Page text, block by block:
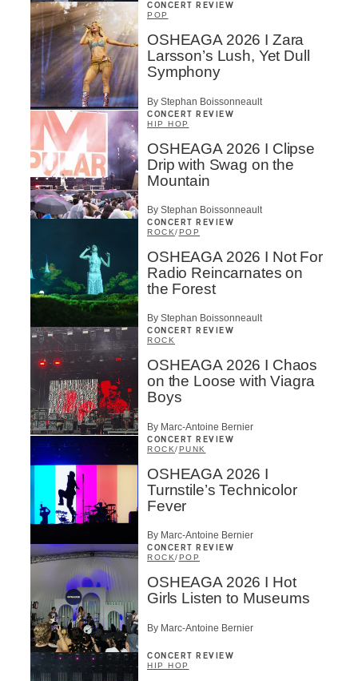
CONCERT REVIEW
POP
OSHEAGA 2026 I Zara
Larsson’s Lush, Yet Dull
Symphony
By Stephan Boissonneault
CONCERT REVIEW
HIP HOP
OSHEAGA 2026 I Clipse
Drip with Swag on the
Mountain
By Stephan Boissonneault
CONCERT REVIEW
ROCK/POP
OSHEAGA 2026 I Not For
Radio Reincarnates on
the Forest
By Stephan Boissonneault
CONCERT REVIEW
ROCK
OSHEAGA 2026 I Chaos
on the Loose with Viagra
Boys
By Marc-Antoine Bernier
CONCERT REVIEW
ROCK/PUNK
OSHEAGA 2026 I
Turnstile’s Technicolor
Fever
By Marc-Antoine Bernier
CONCERT REVIEW
ROCK/ POP
OSHEAGA 2026 I Hot
Girls Listen to Museums
By Marc-Antoine Bernier
CONCERT REVIEW
HIP HOP